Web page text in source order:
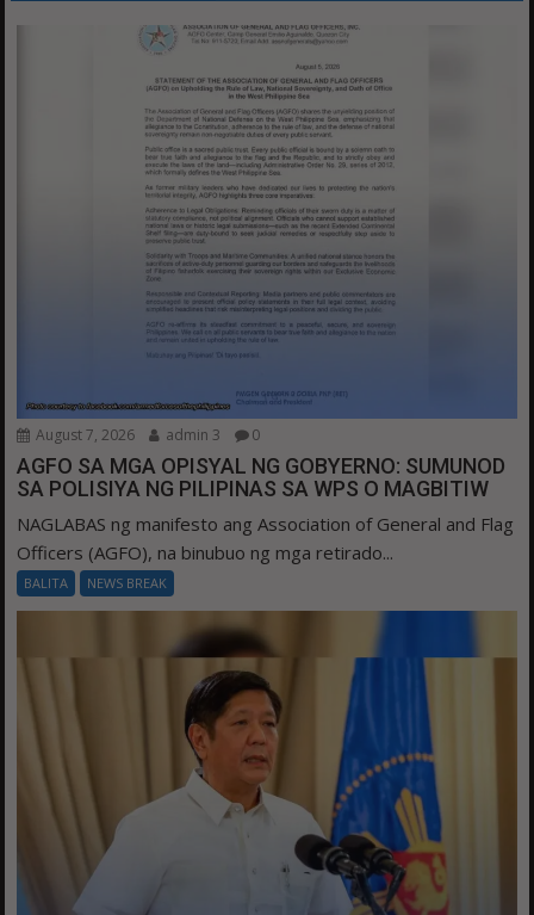
August 7, 2026 admin 3 0
AGFO SA MGA OPISYAL NG GOBYERNO: SUMUNOD
SA POLISIYA NG PILIPINAS SA WPS O MAGBITIW
NAGLABAS ng manifesto ang Association of General and Flag
Officers (AGFO), na binubuo ng mga retirado...
BALITA NEWS BREAK